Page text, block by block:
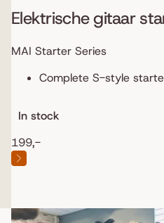
Elektrische gitaar
MAI Starter Series
Complete S-style
In stock
199,-